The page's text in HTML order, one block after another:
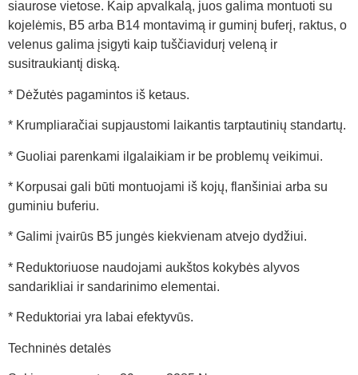
siaurose vietose. Kaip apvalkalą, juos galima montuoti su
kojelėmis, B5 arba B14 montavimą ir guminį buferį, raktus, o
velenus galima įsigyti kaip tuščiavidurį veleną ir
susitraukiantį diską.
* Dėžutės pagamintos iš ketaus.
* Krumpliaračiai supjaustomi laikantis tarptautinių standartų.
* Guoliai parenkami ilgalaikiam ir be problemų veikimui.
* Korpusai gali būti montuojami iš kojų, flanšiniai arba su
guminiu buferiu.
* Galimi įvairūs B5 jungės kiekvienam atvejo dydžiui.
* Reduktoriuose naudojami aukštos kokybės alyvos
sandarikliai ir sandarinimo elementai.
* Reduktoriai yra labai efektyvūs.
Techninės detalės